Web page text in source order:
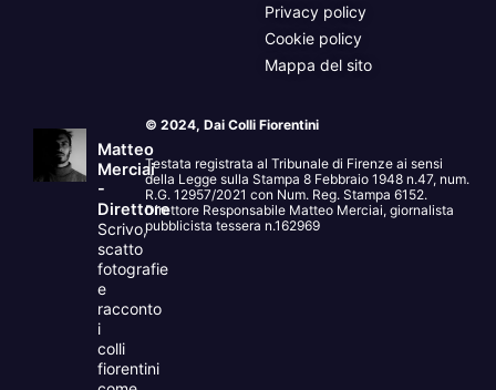
Privacy policy
Cookie policy
Mappa del sito
Matteo
Merciai
-
Direttore
Scrivo,
scatto
fotografie
e
racconto
i
colli
fiorentini
© 2024, Dai Colli Fiorentini
Testata registrata al Tribunale di Firenze ai sensi
della Legge sulla Stampa 8 Febbraio 1948 n.47, num.
R.G. 12957/2021 con Num. Reg. Stampa 6152.
Direttore Responsabile Matteo Merciai, giornalista
pubblicista tessera n.162969